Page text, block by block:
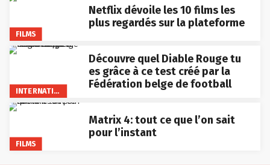
FILMS
Netflix dévoile les 10 films les
plus regardés sur la plateforme
Découvre quel Diable Rouge tu
es grâce à ce test créé par la
Fédération belge de football
FILMS
Matrix 4: tout ce que l’on sait
pour l’instant